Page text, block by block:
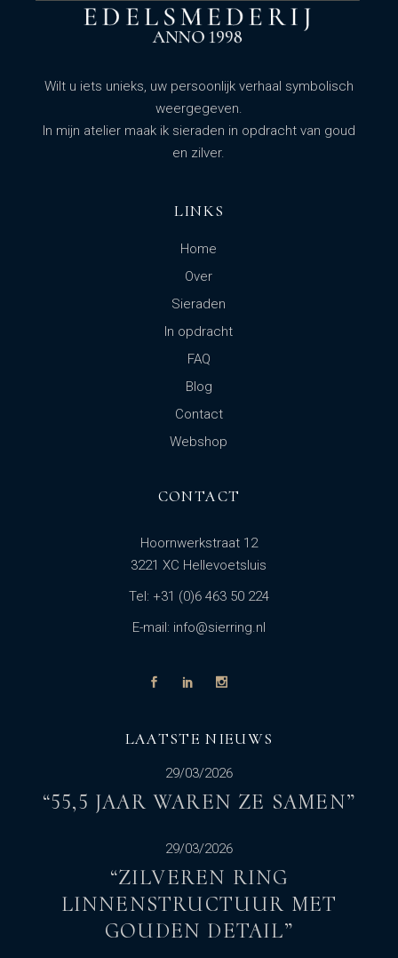
Wilt u iets unieks, uw persoonlijk verhaal symbolisch
weergegeven.
In mijn atelier maak ik sieraden in opdracht van goud
en zilver.
LINKS
Home
Over
Sieraden
In opdracht
FAQ
Blog
Contact
Webshop
CONTACT
Hoornwerkstraat 12
3221 XC Hellevoetsluis
Tel: +31 (0)6 463 50 224
E-mail: info@sierring.nl
LAATSTE NIEUWS
29/03/2026
“55,5 JAAR WAREN ZE SAMEN”
29/03/2026
“ZILVEREN RING
LINNENSTRUCTUUR MET
GOUDEN DETAIL”